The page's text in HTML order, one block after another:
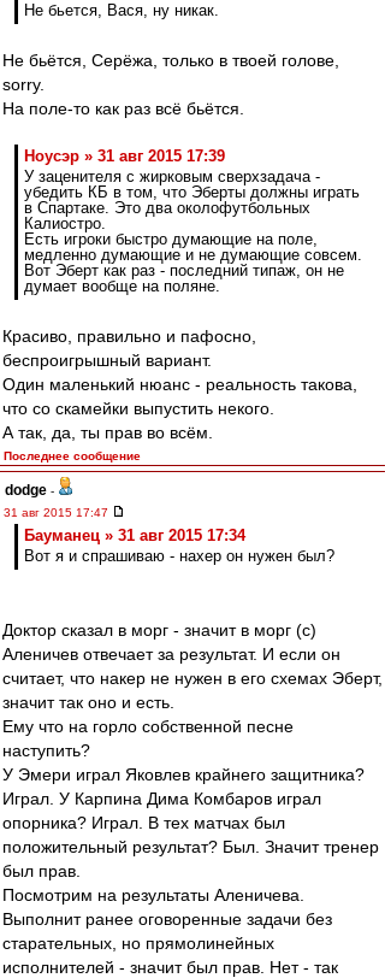
Не бьется, Вася, ну никак.
Не бьётся, Серёжа, только в твоей голове,
sorry.
На поле-то как раз всё бьётся.
Ноусэр » 31 авг 2015 17:39
У заценителя с жирковым сверхзадача -
убедить КБ в том, что Эберты должны играть
в Спартаке. Это два околофутбольных
Калиостро.
Есть игроки быстро думающие на поле,
медленно думающие и не думающие совсем.
Вот Эберт как раз - последний типаж, он не
думает вообще на поляне.
Красиво, правильно и пафосно,
беспроигрышный вариант.
Один маленький нюанс - реальность такова,
что со скамейки выпустить некого.
А так, да, ты прав во всём.
Последнее сообщение
dodge -
31 авг 2015 17:47
Бауманец » 31 авг 2015 17:34
Вот я и спрашиваю - нахер он нужен был?
Доктор сказал в морг - значит в морг (с)
Аленичев отвечает за результат. И если он
считает, что накер не нужен в его схемах Эберт,
значит так оно и есть.
Ему что на горло собственной песне
наступить?
У Эмери играл Яковлев крайнего защитника?
Играл. У Карпина Дима Комбаров играл
опорника? Играл. В тех матчах был
положительный результат? Был. Значит тренер
был прав.
Посмотрим на результаты Аленичева.
Выполнит ранее оговоренные задачи без
старательных, но прямолинейных
исполнителей - значит был прав. Нет - так